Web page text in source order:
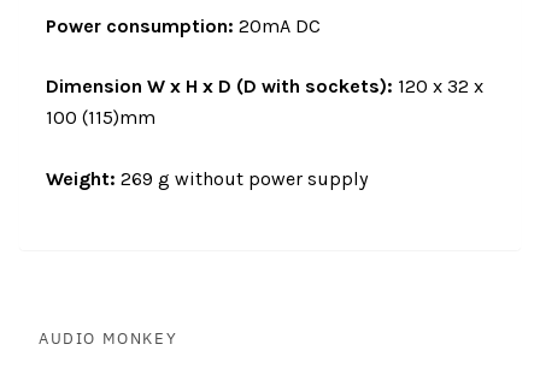
Power consumption: 20mA DC
Dimension W x H x D (D with sockets): 120 x 32 x
100 (115)mm
Weight: 269 g without power supply
AUDIO MONKEY